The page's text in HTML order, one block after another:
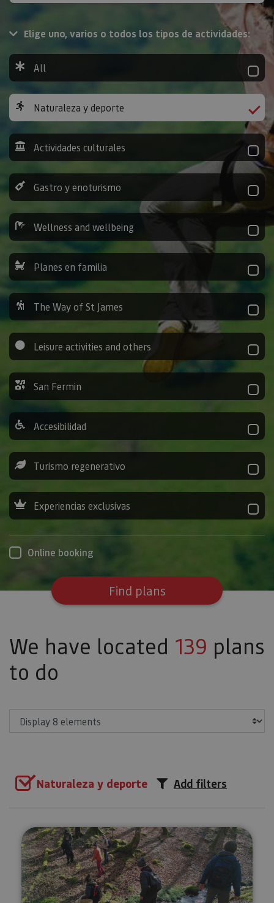
Elige uno, varios o todos los tipos de actividades:
All
Naturaleza y deporte
Actividades culturales
Gastro y enoturismo
Wellness and wellbeing
Planes en familia
The Way of St James
Leisure activities and others
San Fermin
Accesibilidad
Turismo regenerativo
Experiencias exclusivas
Online booking
Find plans
We have located 139 plans
to do
Naturaleza y deporte Add filters
Forage for wild mushrooms